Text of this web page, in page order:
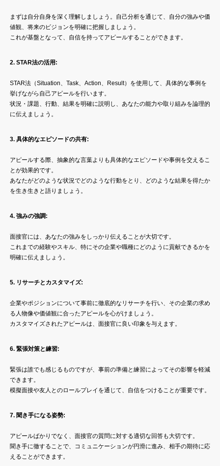
まずは自分自身を深く理解しましょう。自己分析を通じて、自分の強みや価
値観、将来のビジョンを明確に把握しましょう。
これが基盤となって、自信を持ってアピールすることができます。
2. STAR法の活用:
STAR法（Situation、Task、Action、Result）を使用して、具体的な事例を
挙げながら自己アピールを行います。
状況・課題、行動、結果を明確に説明し、あなたの能力や取り組みを論理的
に伝えましょう。
3. 具体的なエピソードの共有:
アピールする際、抽象的な言葉よりも具体的なエピソードや事例を交えるこ
とが効果的です。
あなたがどのような状況でどのような行動をとり、どのような結果を得たか
を生き生きと語りましょう。
4. 強みの強調:
面接官には、あなたの強みをしっかり伝えることが大切です。
これまでの経験やスキル、特にその企業や職種にどのように貢献できるかを
明確に伝えましょう。
5. リサーチとカスタマイズ:
企業やポジションについて事前に徹底的なリサーチを行い、その企業の求め
る人物像や価値観に合ったアピールを心がけましょう。
カスタマイズされたアピールは、面接官に良い印象を与えます。
6. 緊張対策と練習:
緊張は誰でも感じるものですが、事前の準備と練習によってその影響を軽減
できます。
模擬面接や友人とのロールプレイを通じて、自信をつけることが重要です。
7. 聞き手になる姿勢:
アピールばかりでなく、面接官の質問に対する適切な回答も大切です。
聞き手に徹することで、コミュニケーションが円滑に進み、相手の期待に応
えることができます。